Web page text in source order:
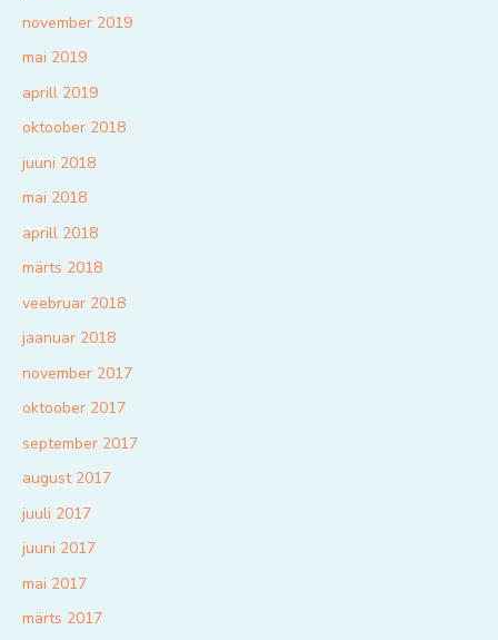
november 2019
mai 2019
aprill 2019
oktoober 2018
juuni 2018
mai 2018
aprill 2018
märts 2018
veebruar 2018
jaanuar 2018
november 2017
oktoober 2017
september 2017
august 2017
juuli 2017
juuni 2017
mai 2017
märts 2017